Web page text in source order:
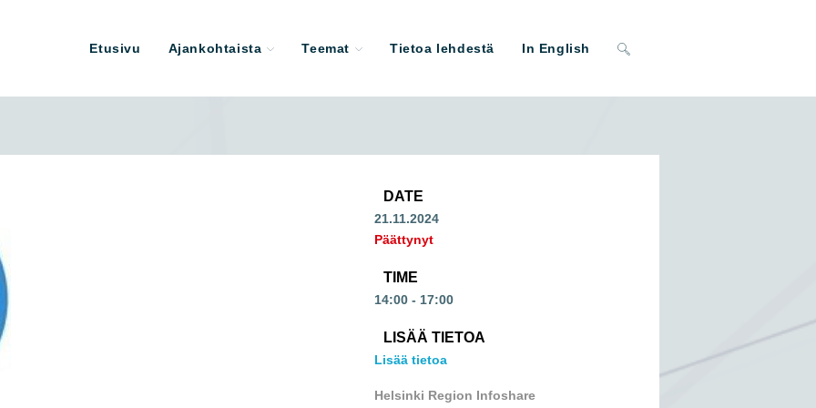
Etusivu Ajankohtaista Teemat Tietoa lehdestä In English Toggle
DATE
21.11.2024
Päättynyt
TIME
14:00 - 17:00
LISÄÄ TIETOA
Lisää tietoa
Helsinki Region Infoshare